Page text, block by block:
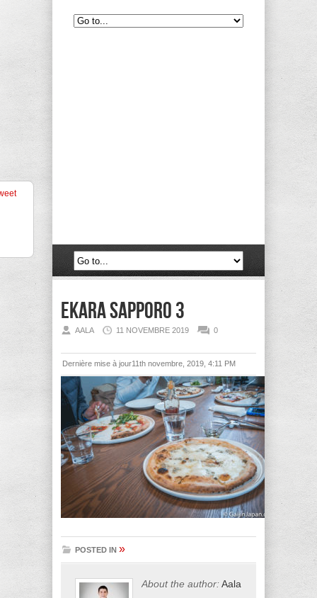
Ekara Sapporo 3
AALA 11 NOVEMBRE 2019 0
Dernière mise à jour11th novembre, 2019, 4:11 PM
POSTED IN »
About the author:Aala